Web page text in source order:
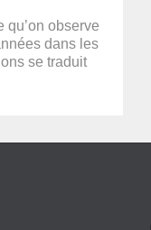
qu’on observe
dans les
se traduit